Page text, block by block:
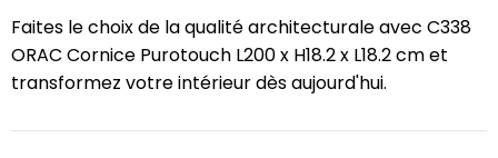
Faites le choix de la qualité architecturale avec C338
ORAC Cornice Purotouch L200 x H18.2 x L18.2 cm et
transformez votre intérieur dès aujourd'hui.